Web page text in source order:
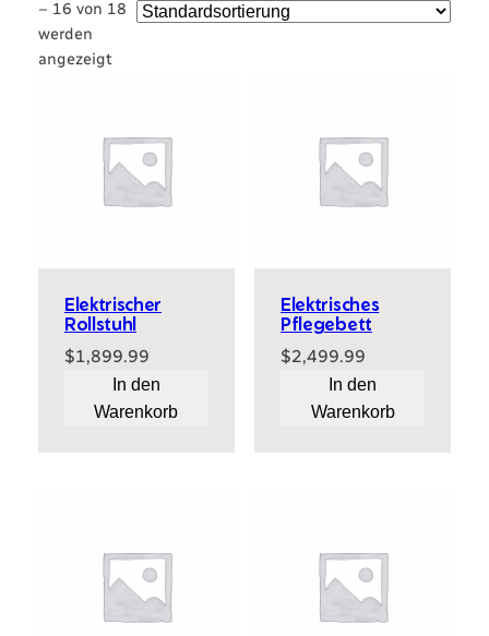
– 16 von 18
werden
angezeigt
Elektrischer
Rollstuhl
$1,899.99
In den
Warenkorb
Elektrisches
Pflegebett
$2,499.99
In den
Warenkorb